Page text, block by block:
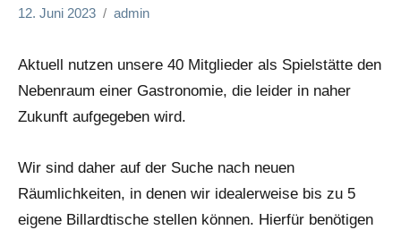
12. Juni 2023 admin
Aktuell nutzen unsere 40 Mitglieder als Spielstätte den
Nebenraum einer Gastronomie, die leider in naher
Zukunft aufgegeben wird.
Wir sind daher auf der Suche nach neuen
Räumlichkeiten, in denen wir idealerweise bis zu 5
eigene Billardtische stellen können. Hierfür benötigen